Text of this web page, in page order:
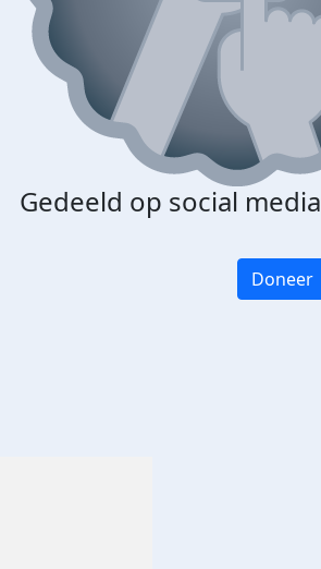
Gedeeld op social media
Doneer